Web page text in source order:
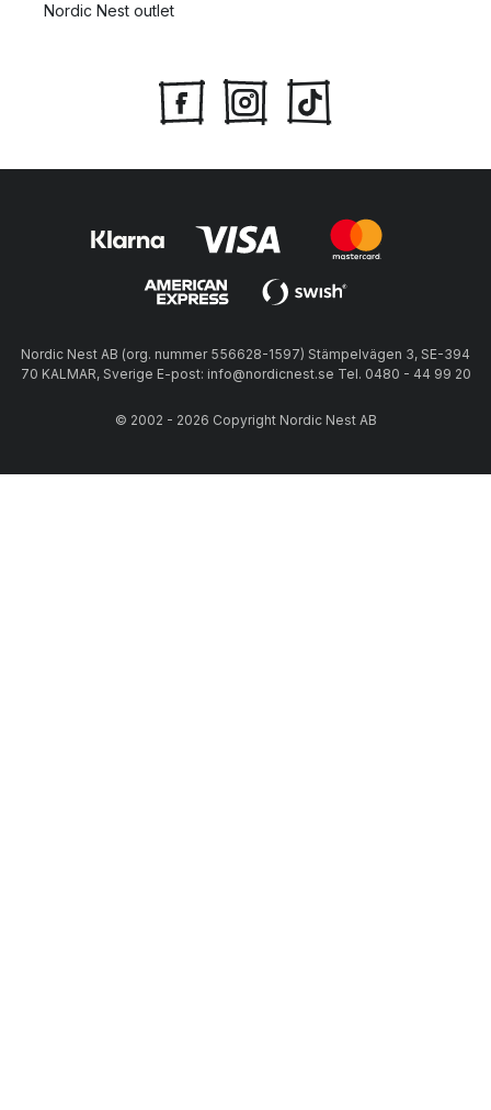
Nordic Nest outlet
Nordic Nest AB (org. nummer 556628-1597) Stämpelvägen 3, SE-394
70 KALMAR, Sverige E-post: info@nordicnest.se Tel. 0480 - 44 99 20
© 2002 - 2026 Copyright Nordic Nest AB